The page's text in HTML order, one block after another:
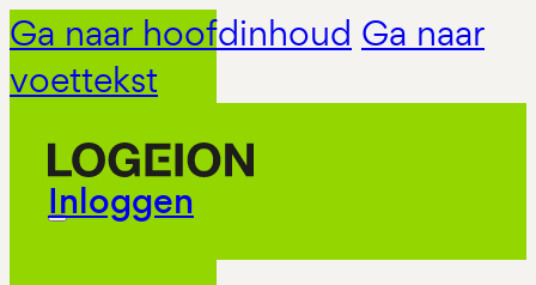
Ga naar hoofdinhoud Ga naar
voettekst
Inloggen